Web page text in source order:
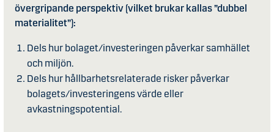
övergripande perspektiv (vilket brukar kallas ”dubbel
materialitet”):
Dels hur bolaget/investeringen påverkar samhället
och miljön.
Dels hur hållbarhetsrelaterade risker påverkar
bolagets/investeringens värde eller
avkastningspotential.